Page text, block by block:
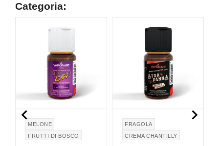
Categoria:
MELONE
FRUTTI DI BOSCO
FRAGOLA
CREMA CHANTILLY
 